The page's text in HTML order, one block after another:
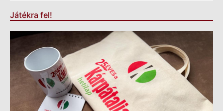
Játékra fel!